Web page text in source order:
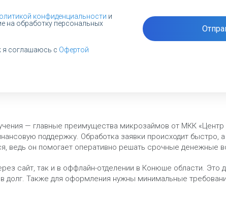
конфиденциальности и
на обработку персональных
я соглашаюсь с Офертой
— главные преимущества микрозаймов от МКК
поддержку. Обработка заявки происходит быстро,
ведь он помогает оперативно решать срочные
сайт, так и в оффлайн-отделении в Конюше области. Это
долг. Также для оформления нужны минимальные